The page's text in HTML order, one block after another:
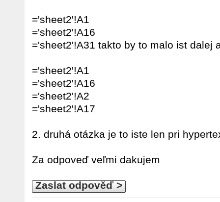
='sheet2'!A1
='sheet2'!A16
='sheet2'!A31 takto by to malo ist dalej
='sheet2'!A1
='sheet2'!A16
='sheet2'!A2
='sheet2'!A17
2. druhá otázka je to iste len pri
Za odpoveď veľmi dakujem
Zaslat odpověď >